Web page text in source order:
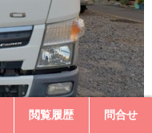
閲覧履歴 問合せ